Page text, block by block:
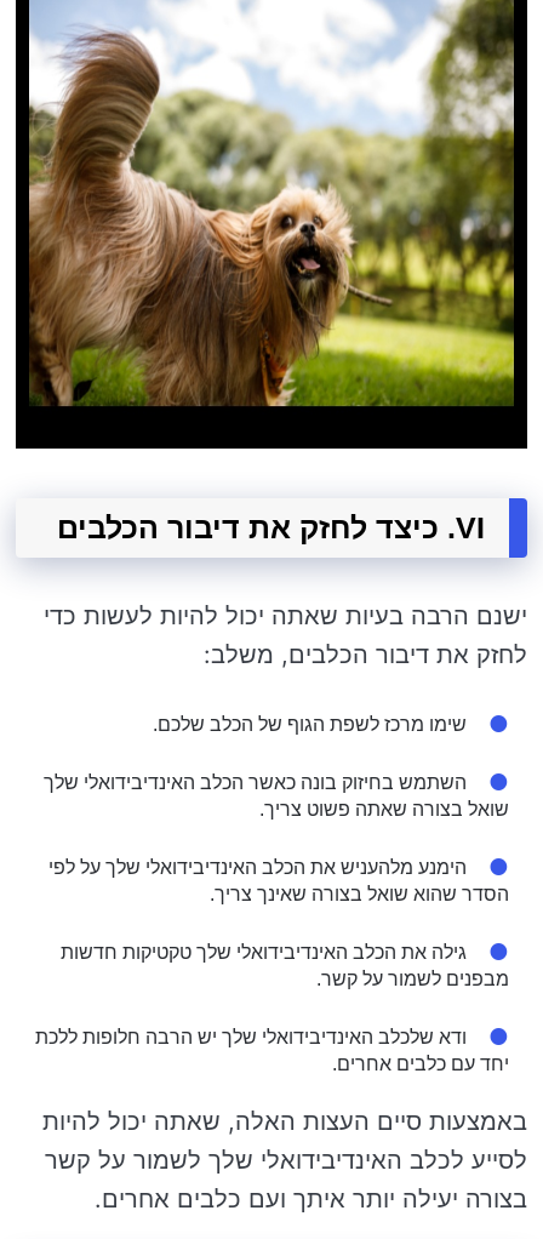
VI. כיצד לחזק את דיבור הכלבים
ישנם הרבה בעיות שאתה יכול להיות לעשות כדי
לחזק את דיבור הכלבים, משלב:
שימו מרכז לשפת הגוף של הכלב שלכם.
השתמש בחיזוק בונה כאשר הכלב האינדיבידואלי שלך
שואל בצורה שאתה פשוט צריך.
הימנע מלהעניש את הכלב האינדיבידואלי שלך על לפי
הסדר שהוא שואל בצורה שאינך צריך.
גילה את הכלב האינדיבידואלי שלך טקטיקות חדשות
מבפנים לשמור על קשר.
ודא שלכלב האינדיבידואלי שלך יש הרבה חלופות ללכת
יחד עם כלבים אחרים.
באמצעות סיים העצות האלה, שאתה יכול להיות
לסייע לכלב האינדיבידואלי שלך לשמור על קשר
בצורה יעילה יותר איתך ועם כלבים אחרים.